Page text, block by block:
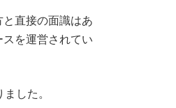
直接の面識はあ
を運営されてい
した。